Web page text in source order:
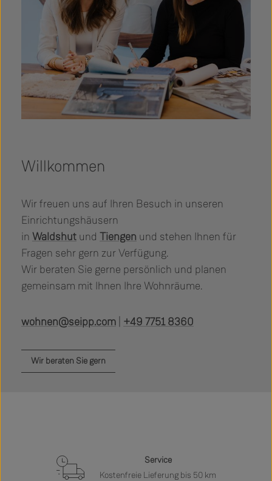
Willkommen
Wir freuen uns auf Ihren Besuch in unseren
Einrichtungshäusern
in Waldshut und Tiengen und stehen Ihnen für
Fragen sehr gern zur Verfügung.
Wir beraten Sie gerne persönlich und planen
gemeinsam mit Ihnen Ihre Wohnräume.
wohnen@seipp.com +49 7751 8360
Wir beraten Sie gern
Service
Kostenfreie Lieferung bis 50 km